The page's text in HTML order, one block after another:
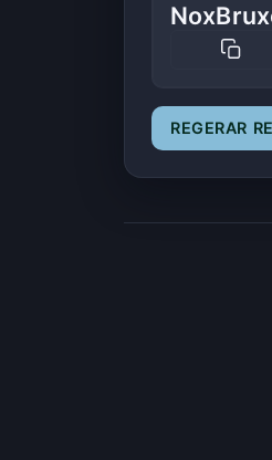
REGERAR